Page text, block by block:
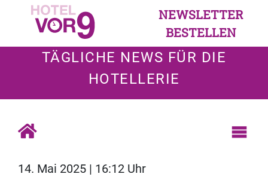
NEWSLETTER
BESTELLEN
TÄGLICHE NEWS FÜR DIE
HOTELLERIE
14. Mai 2025 | 16:12 Uhr